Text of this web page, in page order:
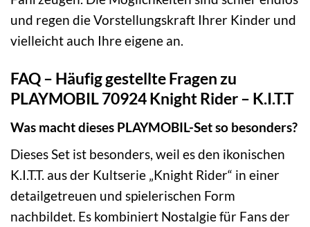
und regen die Vorstellungskraft Ihrer Kinder und
vielleicht auch Ihre eigene an.
FAQ – Häufig gestellte Fragen zu
PLAYMOBIL 70924 Knight Rider – K.I.T.T
Was macht dieses PLAYMOBIL-Set so besonders?
Dieses Set ist besonders, weil es den ikonischen
K.I.T.T. aus der Kultserie „Knight Rider“ in einer
detailgetreuen und spielerischen Form
nachbildet. Es kombiniert Nostalgie für Fans der